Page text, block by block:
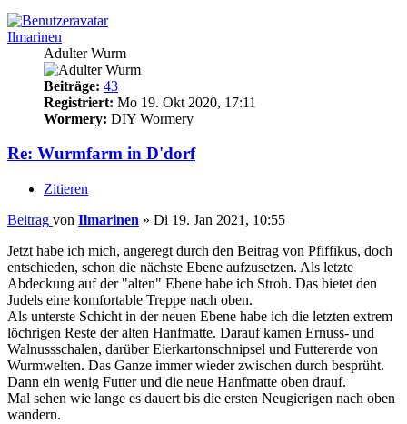
Ilmarinen
Adulter Wurm
Beiträge: 43
Registriert: Mo 19. Okt 2020, 17:11
Wormery: DIY Wormery
Re: Wurmfarm in D'dorf
Zitieren
Beitrag von Ilmarinen » Di 19. Jan 2021, 10:55
Jetzt habe ich mich, angeregt durch den Beitrag von Pfiffikus, doch
entschieden, schon die nächste Ebene aufzusetzen. Als letzte
Abdeckung auf der "alten" Ebene habe ich Stroh. Das bietet den
Judels eine komfortable Treppe nach oben.
Als unterste Schicht in der neuen Ebene habe ich die letzten extrem
löchrigen Reste der alten Hanfmatte. Darauf kamen Ernuss- und
Walnussschalen, darüber Eierkartonschnipsel und Futtererde von
Wurmwelten. Das Ganze immer wieder zwischen durch besprüht.
Dann ein wenig Futter und die neue Hanfmatte oben drauf.
Mal sehen wie lange es dauert bis die ersten Neugierigen nach oben
wandern.